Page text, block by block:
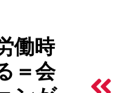
働時
＝会